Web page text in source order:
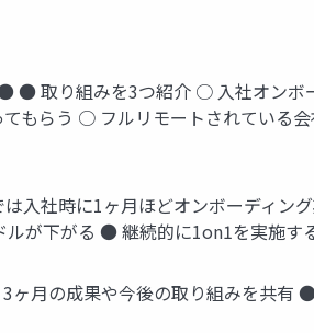
● 取り組みを3つ紹介 ○ 入社オン
もらう ○ フルリモートされている
入社時に1ヶ月ほどオンボーディン
が下がる ● 継続的に1on1を実施す
月の成果や今後の取り組みを共